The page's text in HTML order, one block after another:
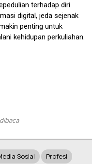
terhadap diri
digital, jeda sejenak
penting untuk
kehidupan perkuliahan.
Sosial Profesi